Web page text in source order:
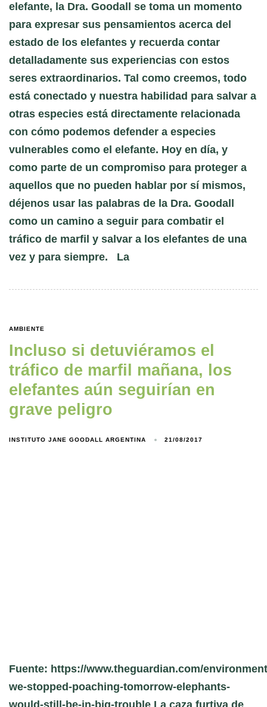
elefante, la Dra. Goodall se toma un momento
para expresar sus pensamientos acerca del
estado de los elefantes y recuerda contar
detalladamente sus experiencias con estos
seres extraordinarios. Tal como creemos, todo
está conectado y nuestra habilidad para salvar a
otras especies está directamente relacionada
con cómo podemos defender a especies
vulnerables como el elefante. Hoy en día, y
como parte de un compromiso para proteger a
aquellos que no pueden hablar por sí mismos,
déjenos usar las palabras de la Dra. Goodall
como un camino a seguir para combatir el
tráfico de marfil y salvar a los elefantes de una
vez y para siempre. La
AMBIENTE
Incluso si detuviéramos el
tráfico de marfil mañana, los
elefantes aún seguirían en
grave peligro
INSTITUTO JANE GOODALL ARGENTINA 21/08/2017
Fuente: https://www.theguardian.com/
we-stopped-poaching-tomorrow-elephants-